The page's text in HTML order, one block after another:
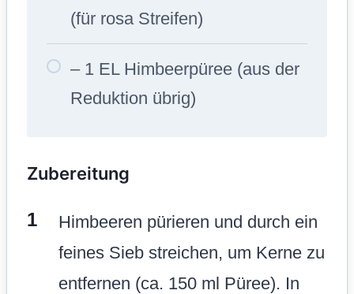
(für rosa Streifen)
– 1 EL Himbeerpüree (aus der
Reduktion übrig)
Zubereitung
Himbeeren pürieren und durch ein
feines Sieb streichen, um Kerne zu
entfernen (ca. 150 ml Püree). In